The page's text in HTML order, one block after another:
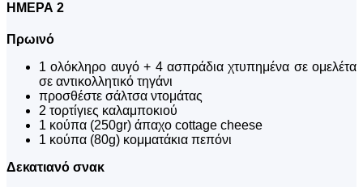
ΗΜΕΡΑ 2
Πρωινό
1 ολόκληρο αυγό + 4 ασπράδια χτυπημένα σε ομελέτα
σε αντικολλητικό τηγάνι
προσθέστε σάλτσα ντομάτας
2 τορτίγιες καλαμποκιού
1 κούπα (250gr) άπαχο cottage cheese
1 κούπα (80g) κομματάκια πεπόνι
Δεκατιανό σνακ